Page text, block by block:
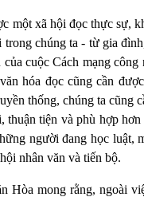
một xã hội đọc thực sự,
chúng ta - từ gia
cuộc Cách mạng
hóa đọc cũng cần
thống, chúng ta cũng
thuận tiện và phù hợp
người đang học luật,
nhân văn và tiến bộ.
Hòa mong rằng, ngoài